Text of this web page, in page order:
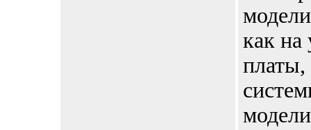
как на
платы,